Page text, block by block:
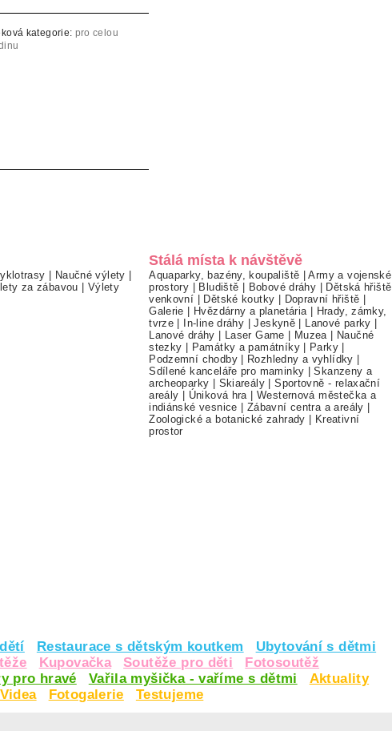
kategorie: pro celou
| Naučné výlety |
za zábavou | Výlety
Stálá místa k návštěvě
Aquaparky, bazény, koupaliště |Army a vojenské
prostory | Bludiště | Bobové dráhy | Dětská hřiště
venkovní | Dětské koutky | Dopravní hřiště |
Galerie | Hvězdárny a planetária | Hrady, zámky,
tvrze | In-line dráhy |Jeskyně | Lanové parky |
Lanové dráhy | Laser Game | Muzea | Naučné
stezky | Památky a památníky| Parky |
Podzemní chodby| Rozhledny a vyhlídky |
Sdílené kanceláře pro maminky |Skanzeny a
archeoparky | Skiareály |Sportovně - relaxační
areály | Úniková hra |Westernová městečka a
indiánské vesnice | Zábavní centra a areály |
Zoologické a botanické zahrady | Kreativní
prostor
Restaurace s dětským koutkem
Ubytování s dětmi
Kupovačka Soutěže pro děti
Fotosoutěž
pro hravé Vařila myšička - vaříme s dětmi
Aktuality
Videa Fotogalerie Testujeme